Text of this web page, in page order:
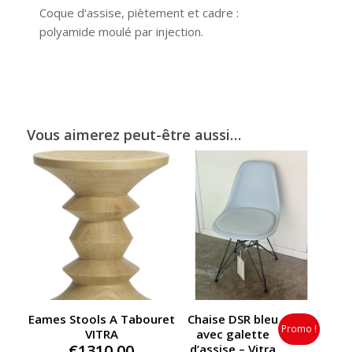
Coque d‘assise, piètement et cadre :
polyamide moulé par injection.
Vous aimerez peut-être aussi…
Eames Stools A Tabouret
VITRA
Chaise DSR bleu
avec galette
Promo !